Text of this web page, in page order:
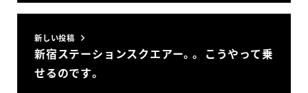
新しい投稿
新宿ステーションスクエアー。。 こうやって乗
せるのです。